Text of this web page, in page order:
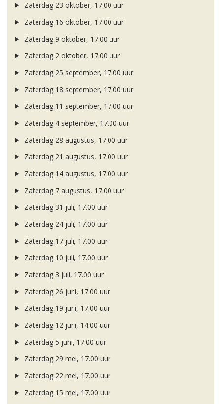
Zaterdag 23 oktober, 17.00 uur
Zaterdag 16 oktober, 17.00 uur
Zaterdag 9 oktober, 17.00 uur
Zaterdag 2 oktober, 17.00 uur
Zaterdag 25 september, 17.00 uur
Zaterdag 18 september, 17.00 uur
Zaterdag 11 september, 17.00 uur
Zaterdag 4 september, 17.00 uur
Zaterdag 28 augustus, 17.00 uur
Zaterdag 21 augustus, 17.00 uur
Zaterdag 14 augustus, 17.00 uur
Zaterdag 7 augustus, 17.00 uur
Zaterdag 31 juli, 17.00 uur
Zaterdag 24 juli, 17.00 uur
Zaterdag 17 juli, 17.00 uur
Zaterdag 10 juli, 17.00 uur
Zaterdag 3 juli, 17.00 uur
Zaterdag 26 juni, 17.00 uur
Zaterdag 19 juni, 17.00 uur
Zaterdag 12 juni, 14.00 uur
Zaterdag 5 juni, 17.00 uur
Zaterdag 29 mei, 17.00 uur
Zaterdag 22 mei, 17.00 uur
Zaterdag 15 mei, 17.00 uur